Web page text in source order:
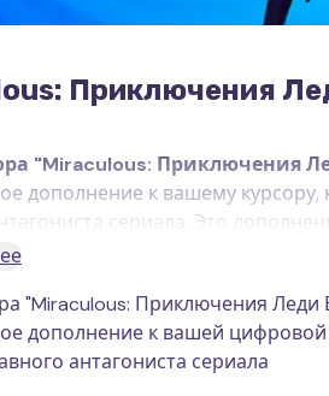
Приключения
"Miraculous: Приключения
дополнение к вашему
сериала. Это
for Chrome
Агрест)— главный
силу своего квами Нуру,
талисманами Леди Баг и
"Miraculous: Приключения
дополнение к вашей
антагониста сериала